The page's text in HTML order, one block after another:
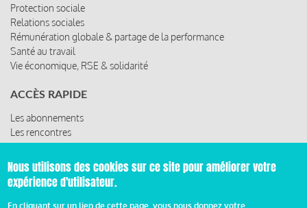
Protection sociale
Relations sociales
Rémunération globale & partage de la performance
Santé au travail
Vie économique, RSE & solidarité
ACCÈS RAPIDE
Les abonnements
Les rencontres
Les ressources
© 2019 Miroir Social - Réalisé parCafffeine
Nous utilisons des cookies sur ce site pour améliorer votre
expérience d'utilisateur.
En cliquant sur un lien de cette page, vous nous donnez votre